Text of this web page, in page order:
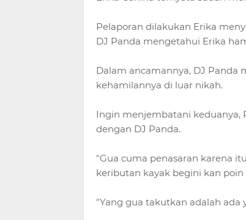
Pelaporan dilakukan Erika
DJ Panda mengetahui Erika
Dalam ancamannya, DJ Panda
kehamilannya di luar nikah.
Ingin menjembatani keduanya,
dengan DJ Panda.
"Gua cuma penasaran karena
keributan kayak begini kan
"Yang gua takutkan adalah ada